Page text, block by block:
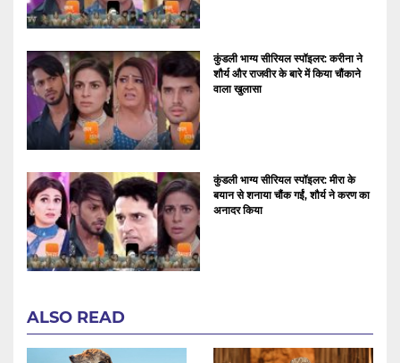
कुंडली भाग्य सीरियल स्पॉइलर: करीना ने
शौर्य और राजवीर के बारे में किया चौंकाने
वाला खुलासा
कुंडली भाग्य सीरियल स्पॉइलर: मीरा के
बयान से शनाया चौंक गईं, शौर्य ने करण का
अनादर किया
ALSO READ